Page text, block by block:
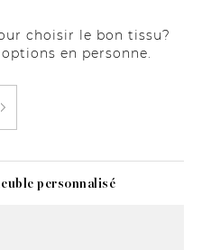
choisir le bon tissu?
en personne.
personnalisé